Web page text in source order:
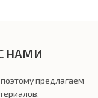
НАМИ
поэтому предлагаем